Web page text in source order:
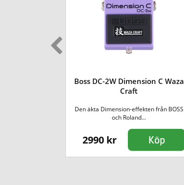
Boss DC-2W Dimension C Waza
Craft
Den äkta Dimension-effekten från BOSS
och Roland...
2990 kr Köp